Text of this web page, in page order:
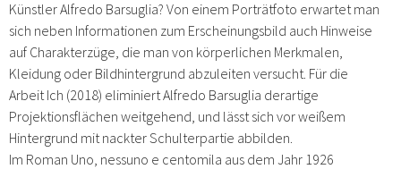
Künstler Alfredo Barsuglia? Von einem Porträtfoto erwartet man
sich neben Informationen zum Erscheinungsbild auch Hinweise
auf Charakterzüge, die man von körperlichen Merkmalen,
Kleidung oder Bildhintergrund abzuleiten versucht. Für die
Arbeit Ich (2018) eliminiert Alfredo Barsuglia derartige
Projektionsflächen weitgehend, und lässt sich vor weißem
Hintergrund mit nackter Schulterpartie abbilden.
Im Roman Uno, nessuno e centomila aus dem Jahr 1926